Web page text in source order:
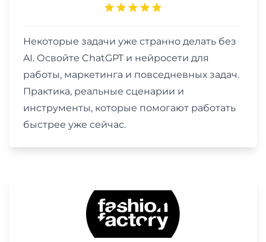
Некоторые задачи уже странно делать без
AI. Освойте ChatGPT и нейросети для
работы, маркетинга и повседневных задач.
Практика, реальные сценарии и
инструменты, которые помогают работать
быстрее уже сейчас.